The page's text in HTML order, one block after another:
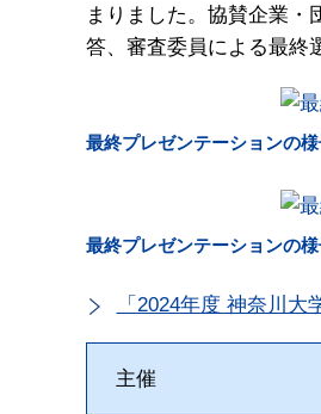
まりました。協賛企業・
答、審査委員による最終
最終プレゼンテーションの
最終プレゼンテーションの
「2024年度 神奈川
主催